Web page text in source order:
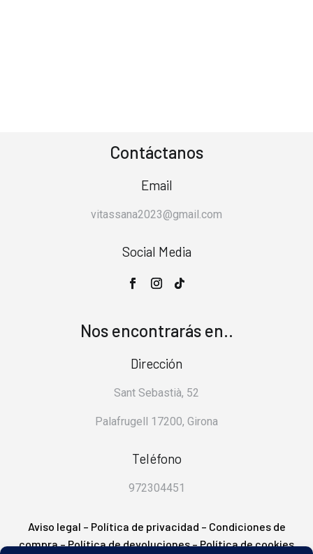
Contáctanos
Email
vitassana2023@gmail.com
Social Media
Nos encontrarás en..
Dirección
Sant Sebastià, 52
Palafrugell 17200, Girona
Teléfono
972304451
Aviso legal – Política de privacidad – Condiciones de
compra–Política de devoluciones–Política de cookies